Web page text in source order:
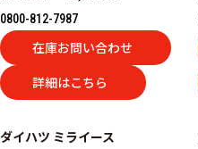
0800-812-7987
在庫お問い合わせ
詳細はこちら
ダイハツ ミライース